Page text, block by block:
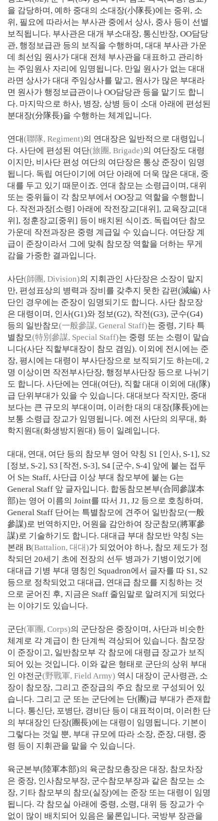
을 감당하며, 예하 중대의 소대장(小隊長)에는 중위, 소
위, 필요에 따라서는 부사관 중에서 상사, 중사 등이 선별
보직됩니다. 부사관은 대개 부소대장, 통신반장, OO담당
관, 행정보급관 등의 보직을 수행하며, 대대 부사관 가운
데 최선임 원사가 대대 전체 부사관을 대표하고 관리하
는 주임원사 자리에 임명됩니다. 만일 원사가 없는 대대
라면 상사가 대대 주임상사를 맡고, 원사가 많은 부대라
면 원사가 행정보급관이나 OO담당관 등을 맡기도 합니
다. 마지막으로 하사, 병장, 상병 등이 소대 아래에 편성된
분대장(分隊長)을 수행하는 체계입니다.
연대(聯隊, Regiment)의 연대장은 일반적으로 대령입니
다. 사단에 편성된 여단(旅團, Brigade)의 여단장도 대령
이지만, 비사단 편성 여단의 여단장은 통상 준장이 임명
됩니다. 독립 여단이기에 여단 아래에 더욱 많은 대대, 중
대를 두고 있기 때문이죠. 연대 참모는 소령급이며, 대위
또는 중위들이 각 참모부에서 OO장교 역할을 수행합니
다. 작전과장[소령] 아래에 작전장교[대위], 교육장교[대
위], 정훈장교[중위] 등이 배치된 식이죠. 독립여단 참모
가운데 작전과장은 중령 계급일 수 있습니다. 여단장 계
급이 준장이라서 그에 맞춰 참모장 역할을 더하는 무게
감을 가중한 결과입니다.
사단(師團, Division)의 지휘관인 사단장은 소장이 맡지
만, 편성표상의 병력과 장비를 갖추지 못한 감편(減編) 사
단인 경우에는 준장이 임명되기도 합니다. 사단 참모장
은 대령이며, 인사(G1)와 정보(G2), 작전(G3), 군수(G4)
등의 일반참모(一般參謀, General Staff)는 중령, 기타 특
별참모(特別參謀, Special Staff)는 중령 또는 소령이 맡습
니다(사단 직할부대장이 참모 겸임). 이외에 전시에는 준
장, 평시에는 대령이 부사단장으로 보직되기도 하는데, 2
명 이상이면 작전부사단장, 행정부사단장 등으로 나뉘기
도 합니다. 사단에는 연대(여단), 직할 대대 이외에 대(隊)
급 단위부대가 있을 수 있습니다. 대대보다 작지만, 중대
보다는 큰 규모의 부대이며, 이러한 대의 대장(隊長)에는
보통 소령급 장교가 임명됩니다. 예전 사단의 의무대, 화
학지원대(화생방지원대) 등이 일례입니다.
대대, 연대, 여단 등의 참모부 영어 약칭 S1 [인사, S-1], S2
[정보, S-2], S3 [작전, S-3], S4 [군수, S-4] 앞에 붙는 접두
어 S는 Staff, 사단급 이상 부대 참모부에 붙는 G는
General Staff 앞 글자입니다. 합동참모본부(合同參謀本
部)는 영어 이름의 Joint를 따서 J1, J2 등으로 호칭하며,
General Staff 단어는 특별참모에 견주어 일반참모(一般
參謀)로 번역하지만, 어원을 감안하여 장군참모(將軍參
謀)로 기술하기도 합니다. 대대급 부대 참모반 약칭 S는
본래 B(Battalion, 대대)가 되었어야 하나, 참모 제도가 정
착되던 20세기 초에 전장의 선두 병과가 기병이었기에
대대급 기병 부대 명칭인 Squadron에서 글자를 따 S1, S2
등으로 정착되었고 대대급, 연대급 참모를 지칭하는 것
으로 굳어진 후, 지금은 Staff 줄임말로 알려지게 되었다
는 이야기도 있습니다.
군단(軍團, Corps)의 군단장은 중장이며, 사단과 비슷한
체계로 각 계급이 한 단계씩 격상되어 있습니다. 참모장
이 준장이고, 일반참모부 각 참모에 대령급 장교가 보직
되어 있는 것입니다. 이와 같은 형태로 군단의 상위 부대
인 야전군(野戰軍, Field Army) 역시 대장이 군사령관, 소
장이 참모장, 그리고 준장급의 주요 참모로 구성되어 있
습니다. 그리고 군 또는 군단에는 단(團)급 부대가 존재합
니다. 통신단, 포병단, 경비단 등이 대표적이며, 이러한 단
의 부대장인 단장(團長)에는 대령이 임명됩니다. 기본이
그렇다는 것일 뿐, 부대 규모에 따라 소장, 준장, 대령, 중
령 등이 지휘관을 맡을 수 있습니다.
육군본부(陸軍本部)의 육군참모총장은 대장, 참모차장
은 중장, 인사참모부장, 군수참모부장과 같은 참모는 소
장, 기타 참모부의 참모(실장)에는 준장 또는 대령이 임명
됩니다. 각 참모실 아래에 중령, 소령, 대위 등 장교가 수
없이 많이 배치되어 있음은 물론입니다. 국방부 장관을